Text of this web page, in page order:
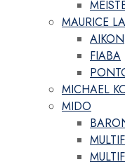
MAURICE
AIKON
FIABA
MICHAEL
MIDO